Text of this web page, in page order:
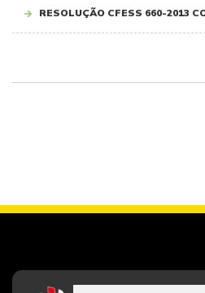
RESOLUÇÃO CFESS 660-2013